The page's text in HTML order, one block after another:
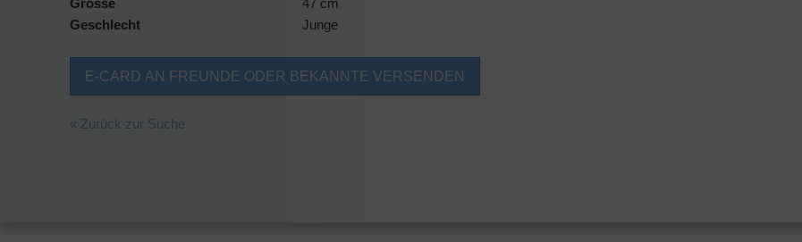
Grösse
47 cm
Geschlecht
Junge
E-CARD AN FREUNDE ODER BEKANNTE VERSENDEN
« Zurück zur Suche